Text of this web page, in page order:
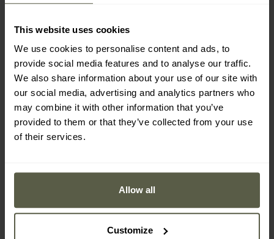
This website uses cookies
We use cookies to personalise content and ads, to
provide social media features and to analyse our traffic.
We also share information about your use of our site with
our social media, advertising and analytics partners who
may combine it with other information that you’ve
provided to them or that they’ve collected from your use
of their services.
Allow all
Customize
розміщені всередині широких)
для тактичного ліхтарика або запасного магазину
На рівні колін євідділення, які дозволяють вставляти
захисні вставки